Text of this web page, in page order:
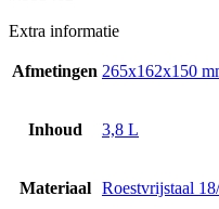
Extra informatie
Afmetingen 265x162x150
Inhoud 3,8 L
Materiaal Roestvrijstaal